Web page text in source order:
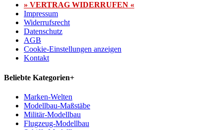
» VERTRAG WIDERRUFEN «
Impressum
Widerrufsrecht
Datenschutz
AGB
Cookie-Einstellungen anzeigen
Kontakt
Beliebte Kategorien+
Marken-Welten
Modellbau-Maßstäbe
Militär-Modellbau
Flugzeug-Modellbau